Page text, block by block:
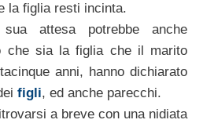
la figlia resti incinta.
attesa potrebbe anche
che sia la figlia che il marito
anni, hanno dichiarato
figli, ed anche parecchi.
a breve con una nidiata